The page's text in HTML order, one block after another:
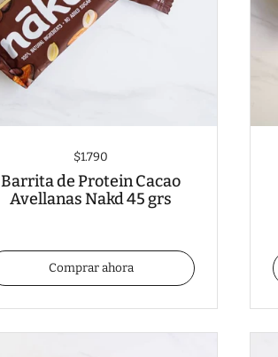
$1.790
Barrita de Protein Cacao
Avellanas Nakd 45 grs
Comprar ahora